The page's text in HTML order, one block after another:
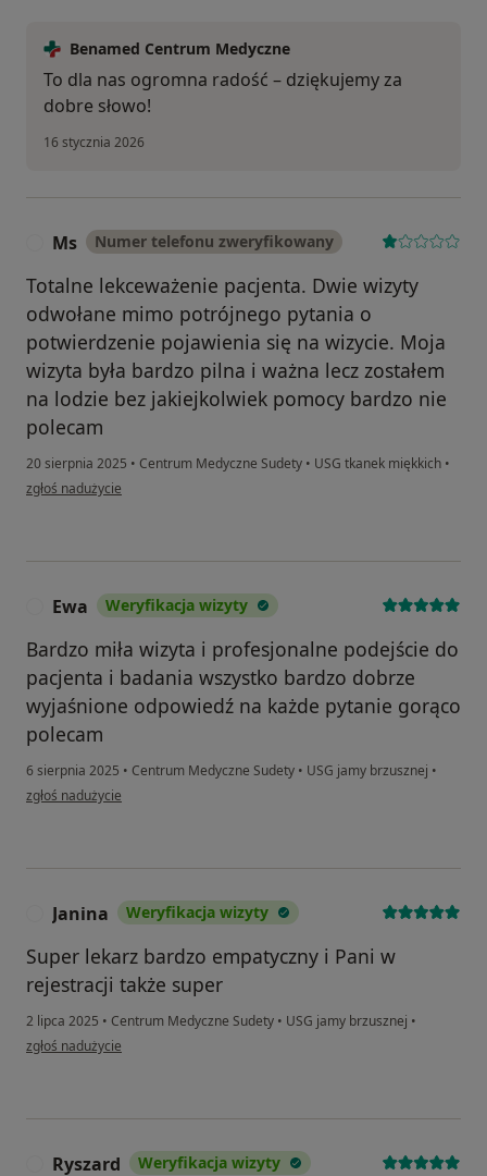
Benamed Centrum Medyczne
To dla nas ogromna radość – dziękujemy za
dobre słowo!
16 stycznia 2026
Ms Numer telefonu zweryfikowany
Totalne lekceważenie pacjenta. Dwie wizyty
odwołane mimo potrójnego pytania o
potwierdzenie pojawienia się na wizycie. Moja
wizyta była bardzo pilna i ważna lecz zostałem
na lodzie bez jakiejkolwiek pomocy bardzo nie
polecam
20 sierpnia 2025 • Centrum Medyczne Sudety • USG tkanek miękkich •
w opinii użytkownika Ms
zgłoś nadużycie
Ewa Weryfikacja wizyty
Bardzo miła wizyta i profesjonalne podejście do
pacjenta i badania wszystko bardzo dobrze
wyjaśnione odpowiedź na każde pytanie gorąco
polecam
6 sierpnia 2025 • Centrum Medyczne Sudety • USG jamy brzusznej •
w opinii użytkownika Ewa
zgłoś nadużycie
Janina Weryfikacja wizyty
Super lekarz bardzo empatyczny i Pani w
rejestracji także super
2 lipca 2025 • Centrum Medyczne Sudety • USG jamy brzusznej •
w opinii użytkownika Janina
zgłoś nadużycie
Ryszard Weryfikacja wizyty